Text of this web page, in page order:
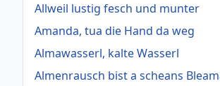
Allweil lustig fesch und munter
Amanda, tua die Hand da weg
Almawasserl, kalte Wasserl
Almenrausch bist a scheans